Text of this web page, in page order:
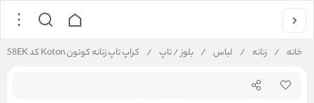
خانه / زنانه / لباس / بلوز / تاپ / کراپ تاپ زنانه کوتون Koton کد 6WAK10058EK